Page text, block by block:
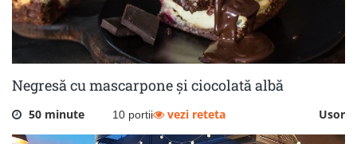
Negresă cu mascarpone și ciocolată albă
50 minute 10 portii Usor
vezi reteta